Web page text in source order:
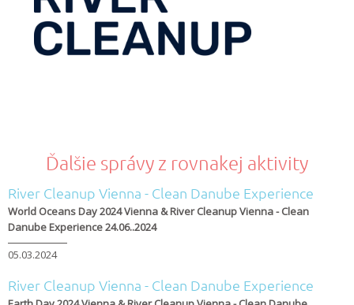
Ďalšie správy z rovnakej aktivity
River Cleanup Vienna - Clean Danube Experience
World Oceans Day 2024 Vienna & River Cleanup Vienna - Clean
Danube Experience 24.06..2024
05.03.2024
River Cleanup Vienna - Clean Danube Experience